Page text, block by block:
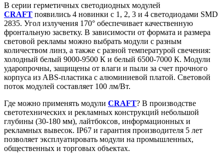
В серии герметичных светодиодных модулей
CRAFT появились 4 новинки с 1, 2, 3 и 4 светодиодами SMD
2835. Угол излучения 170° обеспечивает качественную
фронтальную засветку. В зависимости от формата и размера
световой рекламы можно выбрать модули с разным
количеством линз, а также с разной температурой свечения:
холодный белый 9000-9500 К и белый 6500-7000 К. Модули
ударопрочны, защищены от влаги и пыли за счет прочного
корпуса из ABS-пластика с алюминиевой платой. Световой
поток модулей составляет 100 лм/Вт.
Где можно применять модули CRAFT? В производстве
светотехнических и рекламных конструкций небольшой
глубины (30-180 мм), лайтбоксов, информационных и
рекламных вывесок. IP67 и гарантия производителя 5 лет
позволяет эксплуатировать модули на промышленных,
общественных и торговых объектах.